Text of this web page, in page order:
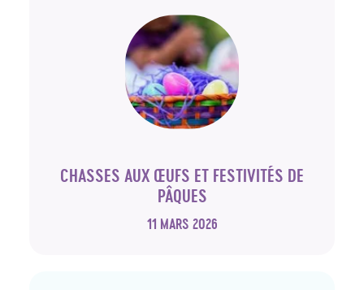
11 MARS 2026
CHASSES AUX ŒUFS ET FESTIVITÉS DE
PÂQUES